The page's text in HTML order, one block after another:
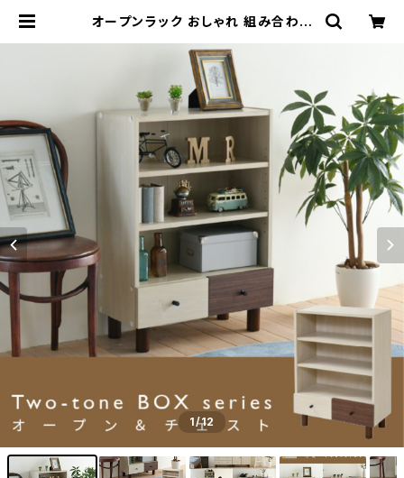
オープンラック おしゃれ 組み合わせ
ング 脚付き 引き出し ロータイプ 可動
棚 ブックシェルフ 本棚 文庫 扉なし
雑誌 雑貨 | 家具テイスト
1/12